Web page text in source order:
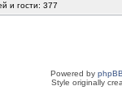
и гости: 377
Powered by phpBB
Style originally